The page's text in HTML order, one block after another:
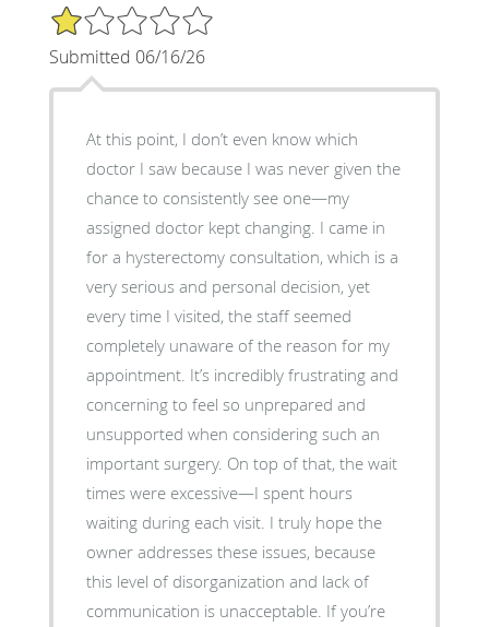
1/5 Star Rating
Submitted 06/16/26
At this point, I don’t even know which
doctor I saw because I was never given the
chance to consistently see one—my
assigned doctor kept changing. I came in
for a hysterectomy consultation, which is a
very serious and personal decision, yet
every time I visited, the staff seemed
completely unaware of the reason for my
appointment. It’s incredibly frustrating and
concerning to feel so unprepared and
unsupported when considering such an
important surgery. On top of that, the wait
times were excessive—I spent hours
waiting during each visit. I truly hope the
owner addresses these issues, because
this level of disorganization and lack of
communication is unacceptable. If you’re